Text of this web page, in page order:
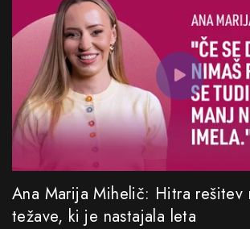
Ana Marija Mihelič: Hitra rešitev
težave, ki je nastajala leta